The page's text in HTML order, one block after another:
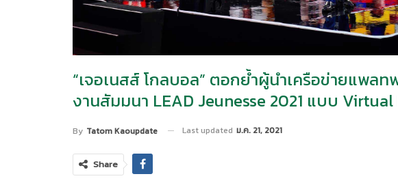
“เจอเนสส์ โกลบอล” ตอกย้ำผู้นำเครือข่ายแพล
งานสัมมนา LEAD Jeunesse 2021 แบบ Virtual
By Tatom Kaoupdate Last updated ม.ค. 21, 2021
Share